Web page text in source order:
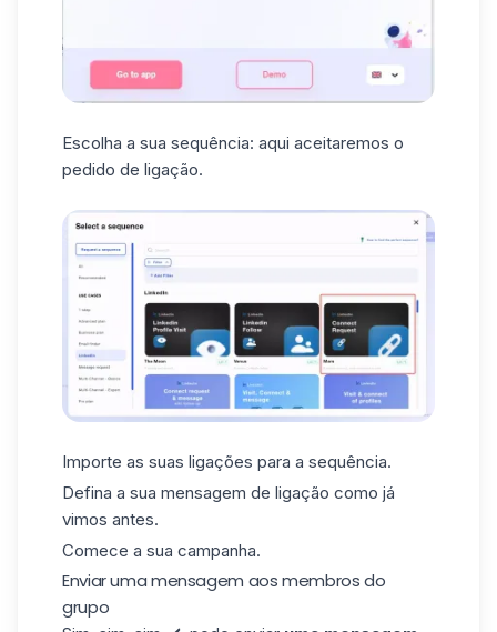
Escolha a sua sequência: aqui aceitaremos o
pedido de ligação.
Importe as suas ligações para a sequência.
Defina a sua mensagem de ligação como já
vimos antes.
Comece a sua campanha.
Enviar uma mensagem aos membros do
grupo